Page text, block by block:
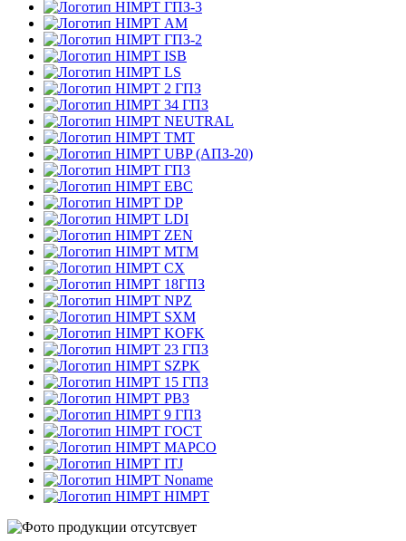
ГПЗ-3
АМ
ГПЗ-2
ISB
LS
2 ГПЗ
34 ГПЗ
NEUTRAL
TMT
UBP (АПЗ-20)
ГПЗ
EBC
DP
LDI
ZEN
MTM
CX
18ГПЗ
NPZ
SXM
KOFK
23 ГПЗ
SZPK
15 ГПЗ
РВЗ
9 ГПЗ
ГОСТ
MAPCO
ITJ
Noname
HIMPT